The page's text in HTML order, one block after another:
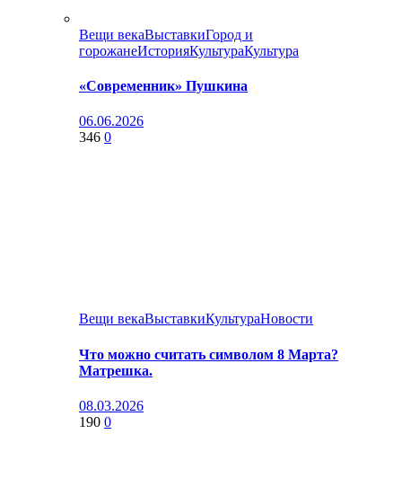
Вещи векаВыставкиГород и
горожанеИсторияКультураКультура
«Современник» Пушкина
06.06.2026
346 0
Вещи векаВыставкиКультураНовости
Что можно считать символом 8 Марта?
Матрешка.
08.03.2026
190 0